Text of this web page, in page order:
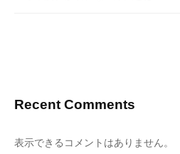
Recent Comments
表示できるコメントはありません。